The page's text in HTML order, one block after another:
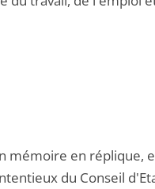
mémoire en réplique,
du Conseil